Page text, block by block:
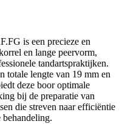
is een precieze en
en lange peervorm,
tandartspraktijken.
totale lengte van 19 mm en
deze boor optimale
bij de preparatie van
die streven naar efficiëntie
behandeling.